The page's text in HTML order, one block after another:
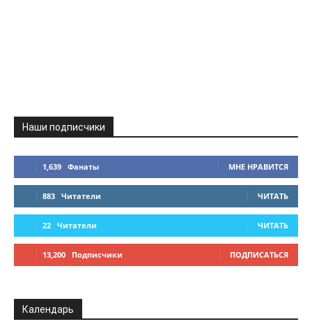
Наши подписчики
1,639 Фанаты МНЕ НРАВИТСЯ
883 Читатели ЧИТАТЬ
22 Читатели ЧИТАТЬ
13,200 Подписчики ПОДПИСАТЬСЯ
Календарь